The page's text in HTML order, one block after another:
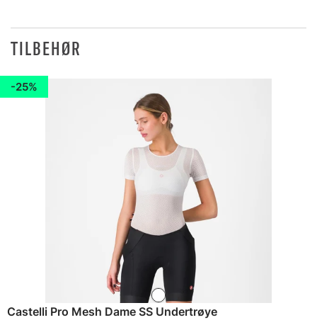
TILBEHØR
25%
Castelli Pro Mesh Dame SS Undertrøye